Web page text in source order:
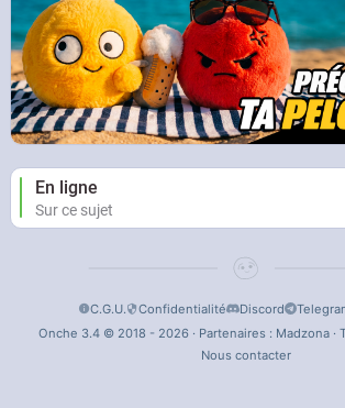
En ligne
Sur ce sujet
C.G.U. Confidentialité Discord
Onche 3.4 © 2018 - 2026 · Partenaires : Madzona·
Nous contacter